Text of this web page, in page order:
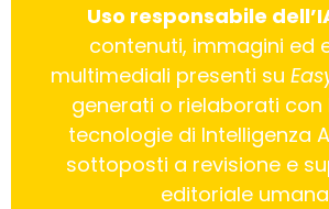
Uso responsabile
contenuti, immagini ed
multimediali presenti su
generati o rielaborati con
tecnologie di Intelligenza
sottoposti a revisione e
editoriale